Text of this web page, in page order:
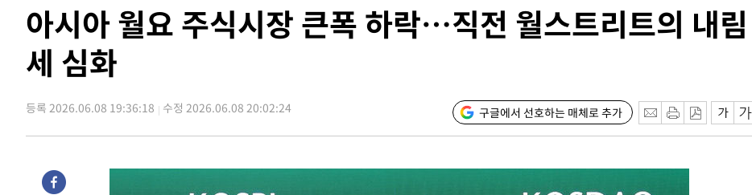
-18969초 전 >11시간 압수수색에 성접대 파문까지…'쑥대밭' 된 축구협회
-17991초 전 >[속보]규제합리화위원회 부위원장에 김태유 서울대 공대 교수…이
병태 후임
-14349초 전 >[속보]국힘 윤리위, '돌려차기 발언' 진종오·서범수 징계 절차 개시
-6834초 전 >[속보]'채상병 순직 책임' 임성근, 항소심도 징역 3년
-6700초 전 >[속보]종합특검, '관저이전 봐주기 감사' 유병호 구속기소
-31186초 전 >
아시아 월요 주식시장 큰폭 하락…직전 월스트리트의 내림
세 심화
등록 2026.06.08 19:36:18 수정 2026.06.08 20:02:24 구글에서 선호하는 매체로 추가